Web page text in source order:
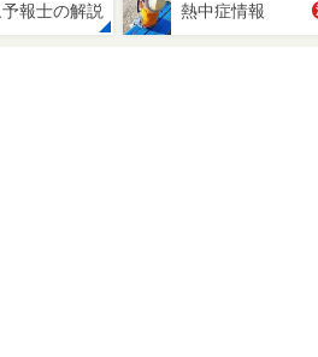
報士の解説 熱中症情報